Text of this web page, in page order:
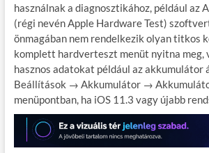
használnak a diagnosztikához, például az
(régi nevén Apple Hardware Test)
önmagában nem rendelkezik olyan titkos
komplett hardverteszt menüt nyitna meg,
hasznos adatokat például az akkumulátor
Beállítások → Akkumulátor →
menüpontban, ha iOS 11.3 vagy újabb